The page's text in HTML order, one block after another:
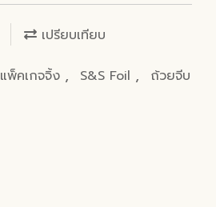
เปรียบเทียบ
แพ็คเกจจิ้ง , S&S Foil ,
ถ้วยจีบ